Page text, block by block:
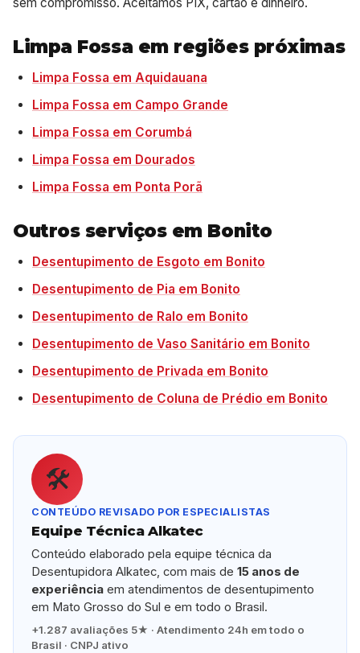
sem compromisso. Aceitamos PIX, cartão e dinheiro.
Limpa Fossa em regiões próximas
Limpa Fossa em Aquidauana
Limpa Fossa em Campo Grande
Limpa Fossa em Corumbá
Limpa Fossa em Dourados
Limpa Fossa em Ponta Porã
Outros serviços em Bonito
Desentupimento de Esgoto em Bonito
Desentupimento de Pia em Bonito
Desentupimento de Ralo em Bonito
Desentupimento de Vaso Sanitário em Bonito
Desentupimento de Privada em Bonito
Desentupimento de Coluna de Prédio em Bonito
🛠️
CONTEÚDO REVISADO POR ESPECIALISTAS
Equipe Técnica Alkatec
Conteúdo elaborado pela equipe técnica da
Desentupidora Alkatec, com mais de15 anos de
experiência em atendimentos de desentupimento
em Mato Grosso do Sul e em todo o Brasil.
+1.287 avaliações 5★ · Atendimento 24h em todo o
Brasil · CNPJ ativo